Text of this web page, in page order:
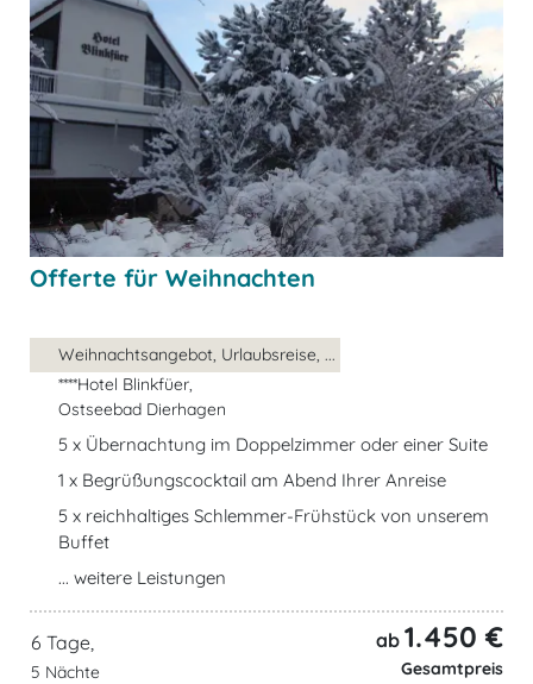
Offerte für Weihnachten
Weihnachtsangebot, Urlaubsreise, ...
****Hotel Blinkfüer,
Ostseebad Dierhagen
5 x Übernachtung im Doppelzimmer oder einer Suite
1 x Begrüßungscocktail am Abend Ihrer Anreise
5 x reichhaltiges Schlemmer-Frühstück von unserem
Buffet
... weitere Leistungen
6 Tage,
5 Nächte
ab 1.450 €
Gesamtpreis